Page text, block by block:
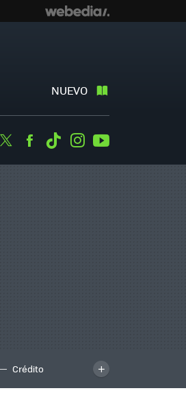
NUEVO
TwitterFacebook
TiktokInstagram
Crédito